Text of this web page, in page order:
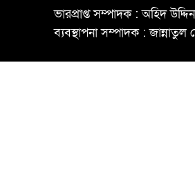
ভারপ্রাপ্ত সম্পাদক : অহিদ
ব্যবস্থাপনা সম্পাদক : জান্নাতুল